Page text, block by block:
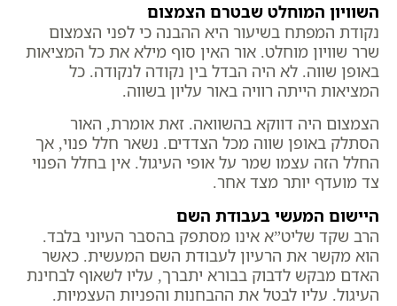
השוויון המוחלט שבטרם הצמצום
נקודת המפתח בשיעור היא ההבנה כי לפני הצמצום
שרר שוויון מוחלט. אור האין סוף מילא את כל המציאות
באופן שווה. לא היה הבדל בין נקודה לנקודה. כל
המציאות הייתה רוויה באור עליון בשווה.
הצמצום היה דווקא בהשוואה. זאת אומרת, האור
הסתלק באופן שווה מכל הצדדים. נשאר חלל פנוי, אך
החלל הזה עצמו שמר על אופי העיגול. אין בחלל הפנוי
צד מועדף יותר מצד אחר.
היישום המעשי בעבודת השם
הרב שקד שליט”א אינו מסתפק בהסבר העיוני בלבד.
הוא מקשר את הרעיון לעבודת השם המעשית. כאשר
האדם מבקש לדבוק בבורא יתברך, עליו לשאוף לבחינת
העיגול. עליו לבטל את ההבחנות והפניות העצמיות.